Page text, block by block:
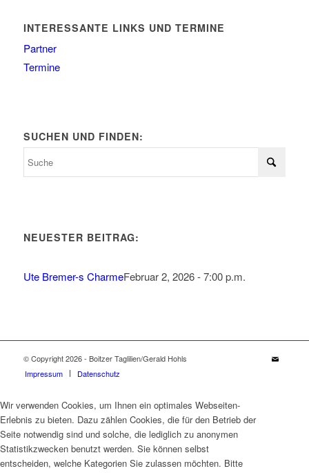
INTERESSANTE LINKS UND TERMINE
Partner
Termine
SUCHEN UND FINDEN:
NEUESTER BEITRAG:
Ute Bremer-s CharmeFebruar 2, 2026 - 7:00 p.m.
© Copyright 2026 - Boitzer Taglilien/Gerald Hohls
Impressum
Datenschutz
Wir verwenden Cookies, um Ihnen ein optimales Webseiten-
Erlebnis zu bieten. Dazu zählen Cookies, die für den Betrieb der
Seite notwendig sind und solche, die lediglich zu anonymen
Statistikzwecken benutzt werden. Sie können selbst
entscheiden, welche Kategorien Sie zulassen möchten. Bitte